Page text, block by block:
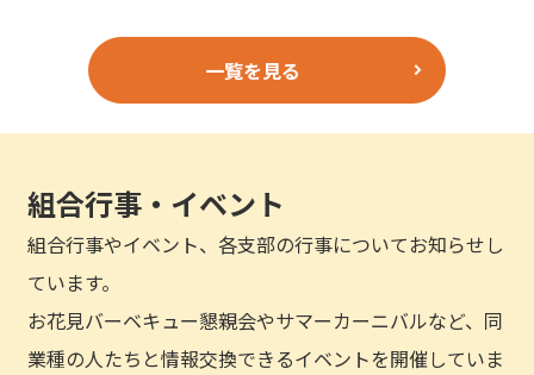
一覧を見る
組合行事・イベント
組合行事やイベント、各支部の行事についてお知らせし
ています。
お花見バーベキュー懇親会やサマーカーニバルなど、同
業種の人たちと情報交換できるイベントを開催していま